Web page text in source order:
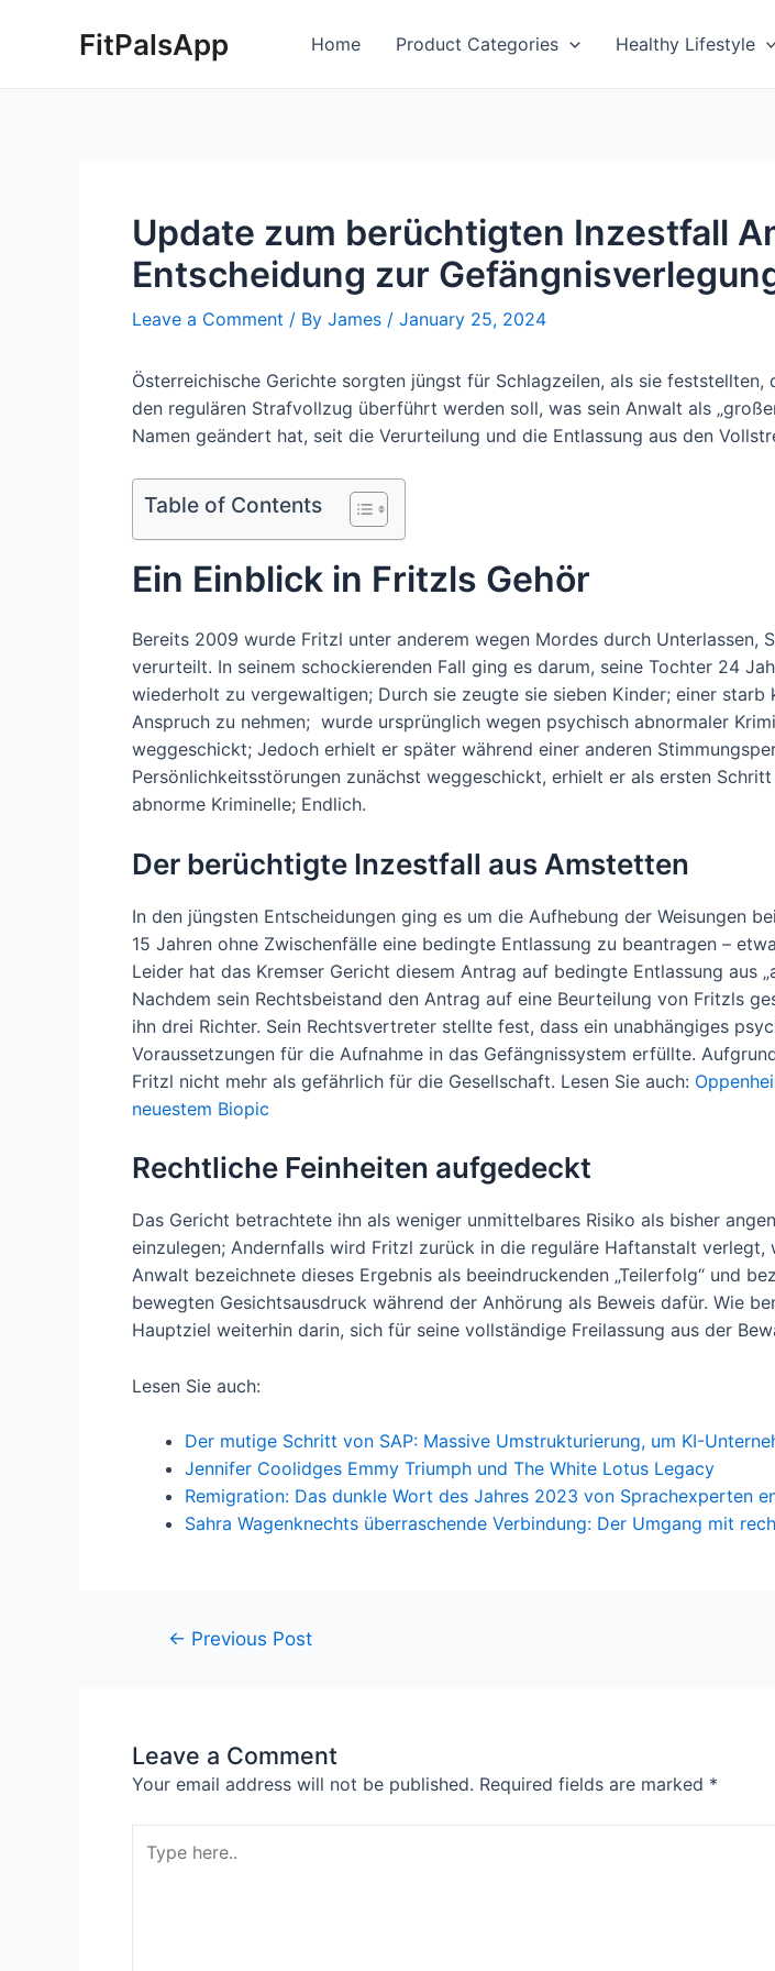
FitPalsApp Home Product Categories Healthy Lifestyle
Update zum berüchtigten Inzestfall
Entscheidung zur
Leave a Comment / By James / January 25, 2024
Österreichische Gerichte sorgten jüngst für Schlagzeilen, als sie
den regulären Strafvollzug überführt werden soll, was sein Anwalt als
Namen geändert hat, seit die Verurteilung und die Entlassung aus den
Table of Contents
Ein Einblick in Fritzls Gehör
Bereits 2009 wurde Fritzl unter anderem wegen Mordes durch
verurteilt. In seinem schockierenden Fall ging es darum, seine Tochter 24
wiederholt zu vergewaltigen; Durch sie zeugte sie sieben Kinder; einer
Anspruch zu nehmen; wurde ursprünglich wegen psychisch abnormaler
weggeschickt; Jedoch erhielt er später während einer anderen
Persönlichkeitsstörungen zunächst weggeschickt, erhielt er als ersten
abnorme Kriminelle; Endlich.
Der berüchtigte Inzestfall aus Amstetten
In den jüngsten Entscheidungen ging es um die Aufhebung der Weisungen
15 Jahren ohne Zwischenfälle eine bedingte Entlassung zu beantragen –
Leider hat das Kremser Gericht diesem Antrag auf bedingte Entlassung aus
Nachdem sein Rechtsbeistand den Antrag auf eine Beurteilung von Fritzls
ihn drei Richter. Sein Rechtsvertreter stellte fest, dass ein unabhängiges
Voraussetzungen für die Aufnahme in das Gefängnissystem erfüllte.
Fritzl nicht mehr als gefährlich für die Gesellschaft. Lesen Sie auch:
neuestem Biopic
Rechtliche Feinheiten aufgedeckt
Das Gericht betrachtete ihn als weniger unmittelbares Risiko als bisher
einzulegen; Andernfalls wird Fritzl zurück in die reguläre Haftanstalt
Anwalt bezeichnete dieses Ergebnis als beeindruckenden „Teilerfolg“ und
bewegten Gesichtsausdruck während der Anhörung als Beweis dafür. Wie
Hauptziel weiterhin darin, sich für seine vollständige Freilassung aus der
Lesen Sie auch:
Der mutige Schritt von SAP: Massive Umstrukturierung, um KI-
Jennifer Coolidges Emmy Triumph und The White Lotus Legacy
Remigration: Das dunkle Wort des Jahres 2023 von Sprachexperten
Sahra Wagenknechts überraschende Verbindung: Der Umgang mit
navigation
← Previous Post
Leave a Comment
Your email address will not be published. Required fields are marked *
here..